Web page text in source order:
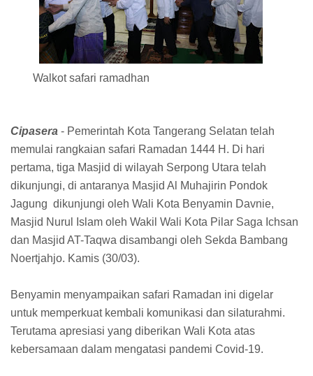
Walkot safari ramadhan
Cipasera - Pemerintah Kota Tangerang Selatan telah
memulai rangkaian safari Ramadan 1444 H. Di hari
pertama, tiga Masjid di wilayah Serpong Utara telah
dikunjungi, di antaranya Masjid Al Muhajirin Pondok
Jagung dikunjungi oleh Wali Kota Benyamin Davnie,
Masjid Nurul Islam oleh Wakil Wali Kota Pilar Saga Ichsan
dan Masjid AT-Taqwa disambangi oleh Sekda Bambang
Noertjahjo. Kamis (30/03).
Benyamin menyampaikan safari Ramadan ini digelar
untuk memperkuat kembali komunikasi dan silaturahmi.
Terutama apresiasi yang diberikan Wali Kota atas
kebersamaan dalam mengatasi pandemi Covid-19.